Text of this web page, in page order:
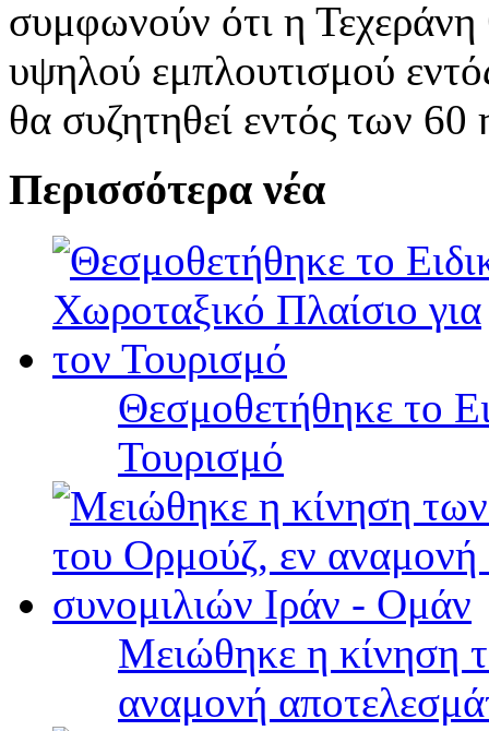
συμφωνούν ότι η
υψηλού εμπλουτισμού
θα συζητηθεί εντός των
Περισσότερα νέα
Θεσμοθετήθηκε το
Τουρισμό
Μειώθηκε η κίνηση
αναμονή